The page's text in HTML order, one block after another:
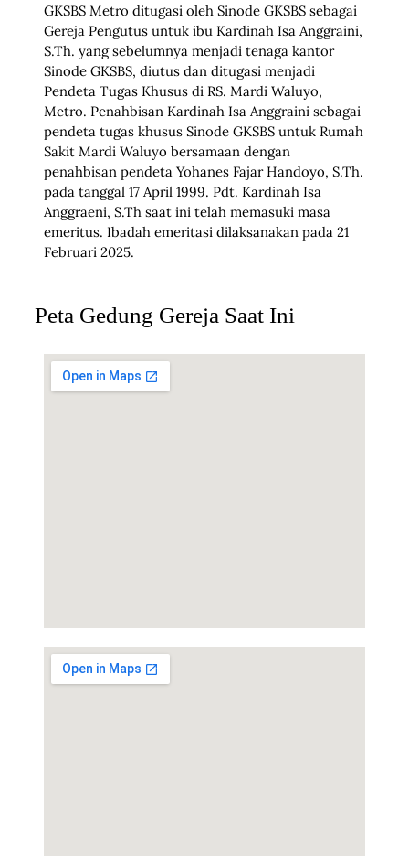
GKSBS Metro ditugasi oleh Sinode GKSBS sebagai
Gereja Pengutus untuk ibu Kardinah Isa Anggraini,
S.Th. yang sebelumnya menjadi tenaga kantor
Sinode GKSBS, diutus dan ditugasi menjadi
Pendeta Tugas Khusus di RS. Mardi Waluyo,
Metro. Penahbisan Kardinah Isa Anggraini sebagai
pendeta tugas khusus Sinode GKSBS untuk Rumah
Sakit Mardi Waluyo bersamaan dengan
penahbisan pendeta Yohanes Fajar Handoyo, S.Th.
pada tanggal 17 April 1999. Pdt. Kardinah Isa
Anggraeni, S.Th saat ini telah memasuki masa
emeritus. Ibadah emeritasi dilaksanakan pada 21
Februari 2025.
Peta Gedung Gereja Saat Ini